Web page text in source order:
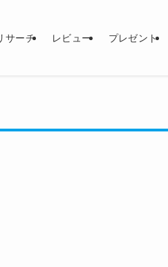
サーチ レビュー プレゼント